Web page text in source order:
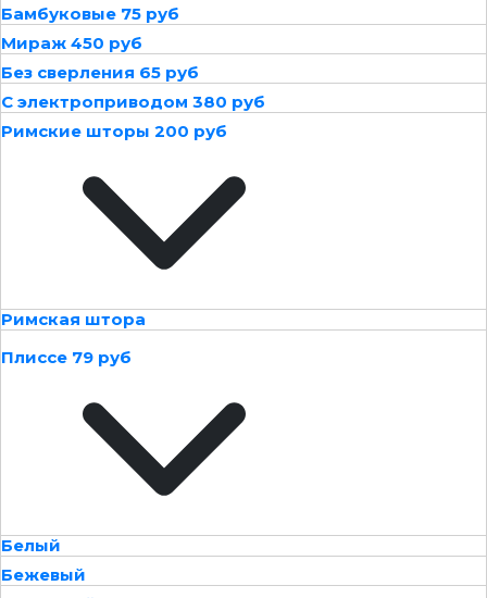
Бамбуковые 75 руб
Мираж 450 руб
Без сверления 65 руб
С электроприводом 380 руб
Римские шторы 200 руб
Римская штора
Плиссе 79 руб
Белый
Бежевый